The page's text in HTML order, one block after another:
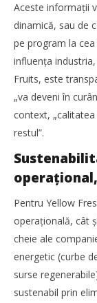
Aceste informaţii
dinamică, sau de
pe program la
influenţa
Fruits, este
„va deveni în
context,
restul”.
Pentru Yellow
operaţională, cât
cheie ale
energetic (curbe
surse
sustenabil prin